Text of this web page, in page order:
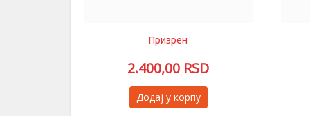
Призрен
2.400,00 RSD
Додај у корпу
Овај
производ